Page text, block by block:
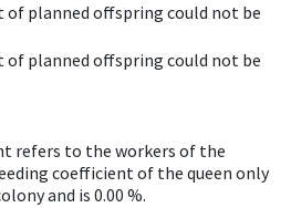
planned offspring could not be
planned offspring could not be
refers to the workers of the
coefficient of the queen only
and is 0.00 %.